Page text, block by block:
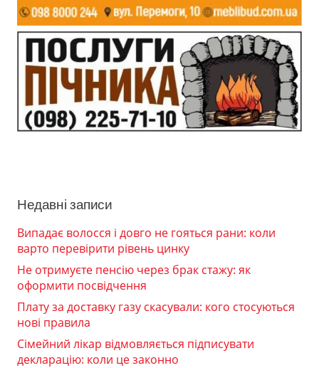
Недавні записи
Випадає волосся і довго не гояться рани: коли
варто перевірити рівень цинку
Не отримуєте пенсію через брак стажу: як
оформити посвідчення
Плату за доставку газу скасували: кого стосуються
нові правила
Сімейний лікар відмовляється підписувати
декларацію: коли це законно